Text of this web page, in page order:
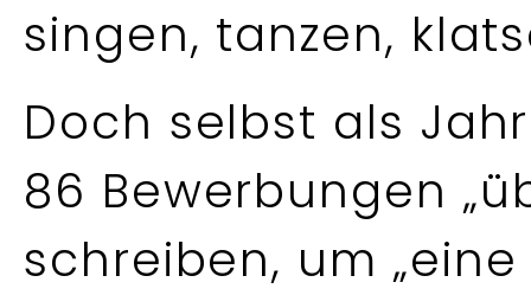
singen, tanzen,
Doch selbst als
86 Bewerbungen
schreiben, um